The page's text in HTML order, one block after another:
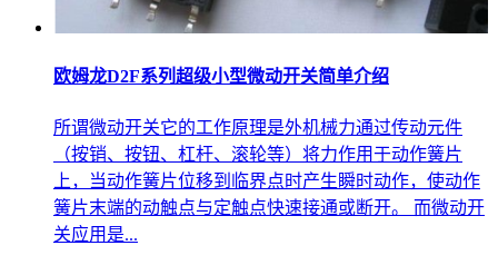
欧姆龙D2F系列超级小型微动开关简单介绍
所谓微动开关它的工作原理是外机械力通过传动元件
（按销、按钮、杠杆、滚轮等）将力作用于动作簧片
上，当动作簧片位移到临界点时产生瞬时动作，使动作
簧片末端的动触点与定触点快速接通或断开。 而微动开
关应用是...